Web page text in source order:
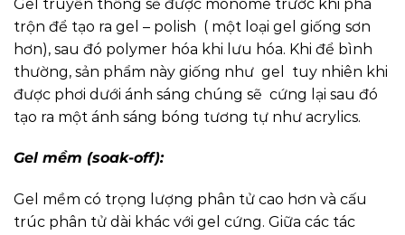
Gel truyền thống sẽ được monome trước khi pha
trộn để tạo ra gel – polish ( một loại gel giống sơn
hơn), sau đó polymer hóa khi lưu hóa. Khi để bình
thường, sản phẩm này giống như gel tuy nhiên khi
được phơi dưới ánh sáng chúng sẽ cứng lại sau đó
tạo ra một ánh sáng bóng tương tự như acrylics.
Gel mềm (soak-off):
Gel mềm có trọng lượng phân tử cao hơn và cấu
trúc phân tử dài khác với gel cứng. Giữa các tác